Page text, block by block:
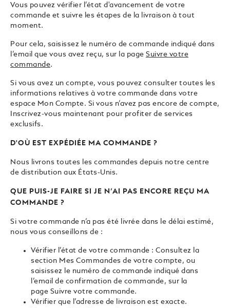
Vous pouvez vérifier l’état d'avancement de votre
commande et suivre les étapes de la livraison à tout
moment.
Pour cela, saisissez le numéro de commande indiqué dans
l’email que vous avez reçu, sur la pageSuivre votre
commande.
Si vous avez un compte, vous pouvez consulter toutes les
informations relatives à votre commande dans votre
espace Mon Compte. Si vous n’avez pas encore de compte,
Inscrivez-vous maintenant pour profiter de services
exclusifs.
D'OÙ EST EXPÉDIÉE MA COMMANDE ?
Nous livrons toutes les commandes depuis notre centre
de distribution aux États-Unis.
QUE PUIS-JE FAIRE SI JE N’AI PAS ENCORE REÇU MA
COMMANDE ?
Si votre commande n’a pas été livrée dans le délai estimé,
nous vous conseillons de :
Vérifier l’état de votre commande : Consultez la
section Mes Commandes de votre compte, ou
saisissez le numéro de commande indiqué dans
l’email de confirmation de commande, sur la
page Suivre votre commande.
Vérifier que l’adresse de livraison est exacte.